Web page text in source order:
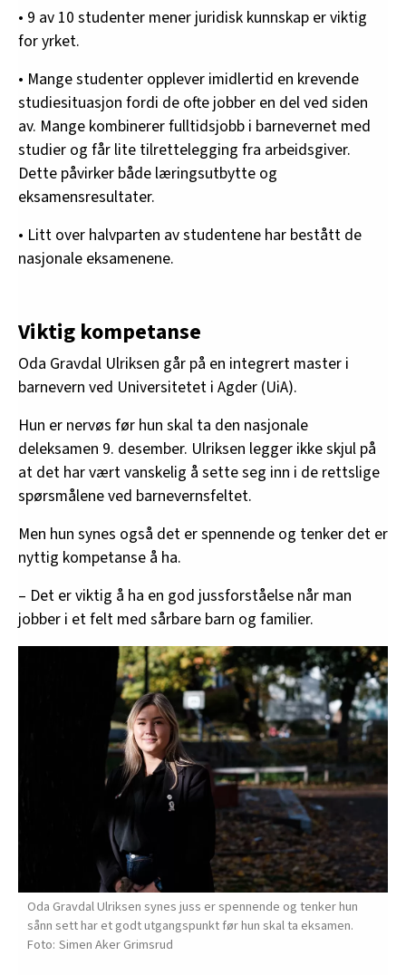
• 9 av 10 studenter mener juridisk kunnskap er viktig
for yrket.
• Mange studenter opplever imidlertid en krevende
studiesituasjon fordi de ofte jobber en del ved siden
av. Mange kombinerer fulltidsjobb i barnevernet med
studier og får lite tilrettelegging fra arbeidsgiver.
Dette påvirker både læringsutbytte og
eksamensresultater.
• Litt over halvparten av studentene har bestått de
nasjonale eksamenene.
Viktig kompetanse
Oda Gravdal Ulriksen går på en integrert master i
barnevern ved Universitetet i Agder (UiA).
Hun er nervøs før hun skal ta den nasjonale
deleksamen 9. desember. Ulriksen legger ikke skjul på
at det har vært vanskelig å sette seg inn i de rettslige
spørsmålene ved barnevernsfeltet.
Men hun synes også det er spennende og tenker det er
nyttig kompetanse å ha.
– Det er viktig å ha en god jussforståelse når man
jobber i et felt med sårbare barn og familier.
Oda Gravdal Ulriksen synes juss er spennende og tenker hun
sånn sett har et godt utgangspunkt før hun skal ta eksamen.
Simen Aker Grimsrud